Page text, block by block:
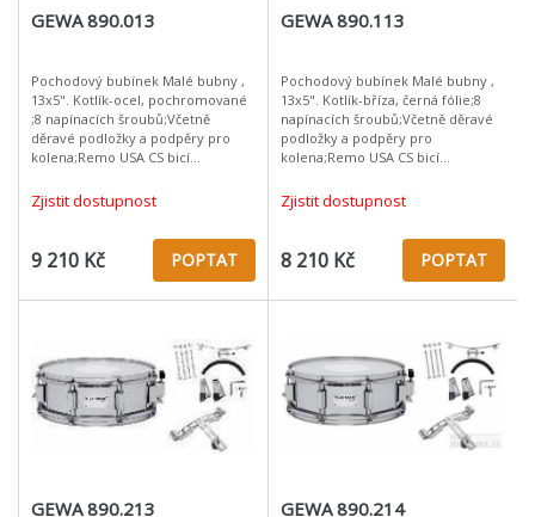
GEWA 890.013
Pochodový bubínek Malé bubny ,
13x5". Kotlík-ocel, pochromované
;8 napínacích šroubů;Včetně
děravé podložky a podpěry pro
kolena;Remo USA CS bicí
rezonanční blány;Hmotnost: 3,3kg
(13") resp. 3,5
Zjistit dostupnost
9 210 Kč POPTAT
GEWA 890.113
Pochodový bubínek Malé bubny ,
13x5". Kotlík-bříza, černá fólie;8
napínacích šroubů;Včetně děravé
podložky a podpěry pro
kolena;Remo USA CS bicí
rezonanční blány;Hmotnost: 2,9kg
(13") resp. 3,1k
Zjistit dostupnost
8 210 Kč POPTAT
GEWA 890.213 GEWA 890.214